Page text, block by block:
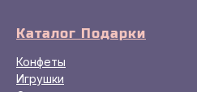
Каталог Подарки
Конфеты
Игрушки